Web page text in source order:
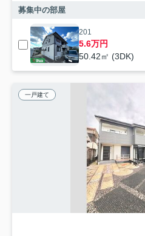
募集中の部屋
201
5.6万円
50.42㎡ (3DK)
一戸建て